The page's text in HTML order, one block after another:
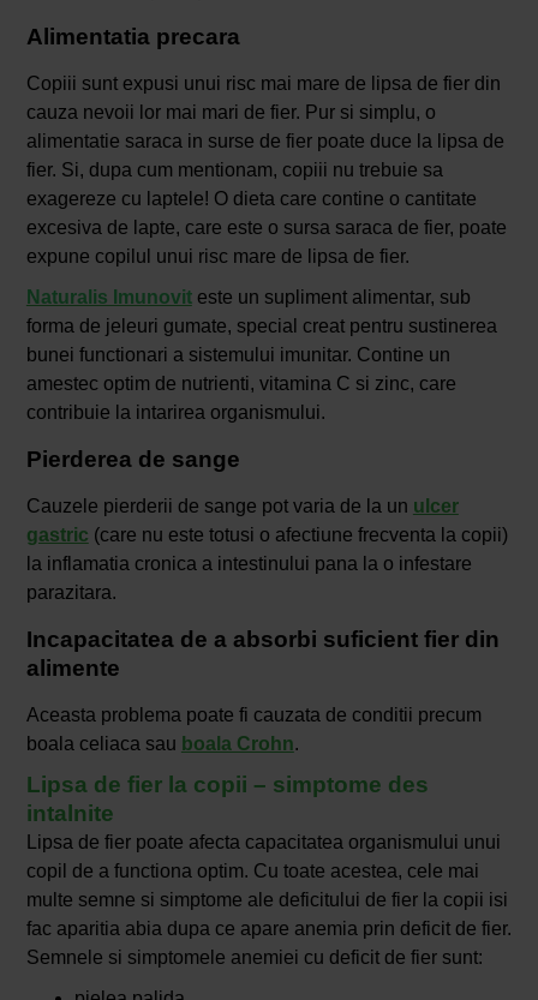
Alimentatia precara
Copiii sunt expusi unui risc mai mare de lipsa de fier din
cauza nevoii lor mai mari de fier. Pur si simplu, o
alimentatie saraca in surse de fier poate duce la lipsa de
fier. Si, dupa cum mentionam, copiii nu trebuie sa
exagereze cu laptele! O dieta care contine o cantitate
excesiva de lapte, care este o sursa saraca de fier, poate
expune copilul unui risc mare de lipsa de fier.
Naturalis Imunoviteste un supliment alimentar, sub
forma de jeleuri gumate, special creat pentru sustinerea
bunei functionari a sistemului imunitar. Contine un
amestec optim de nutrienti, vitamina C si zinc, care
contribuie la intarirea organismului.
Pierderea de sange
Cauzele pierderii de sange pot varia de la un ulcer
gastric (care nu este totusi o afectiune frecventa la copii)
la inflamatia cronica a intestinului pana la o infestare
parazitara.
Incapacitatea de a absorbi suficient fier din
alimente
Aceasta problema poate fi cauzata de conditii precum
boala celiaca sau boala Crohn.
Lipsa de fier la copii – simptome des
intalnite
Lipsa de fier poate afecta capacitatea organismului unui
copil de a functiona optim. Cu toate acestea, cele mai
multe semne si simptome ale deficitului de fier la copii isi
fac aparitia abia dupa ce apare anemia prin deficit de fier.
Semnele si simptomele anemiei cu deficit de fier sunt: